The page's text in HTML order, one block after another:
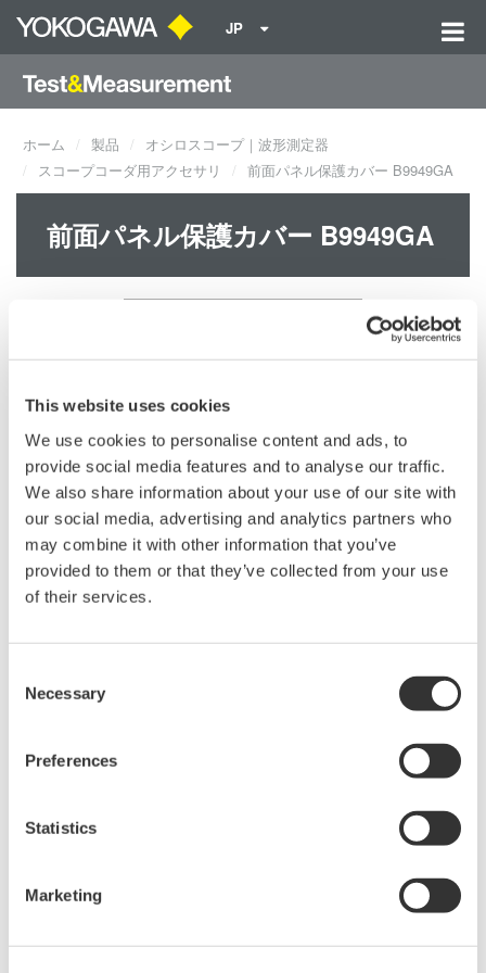
This website uses cookies
We use cookies to personalise content and ads, to
provide social media features and to analyse our traffic.
We also share information about your use of our site with
our social media, advertising and analytics partners who
may combine it with other information that you’ve
provided to them or that they’ve collected from your use
of their services.
Selection
Necessary
Preferences
Statistics
Marketing
JP
ホーム 製品
オシロスコープ｜波形測定器
スコープコーダ用アクセサリ
前面パネル保護カバー B9949GA
前面パネル保護カバー B9949GA
DL716用、不透明
販売単位:1
見積りのご相談 技術的なお問い合わせ
お気軽にお問い合わせ・ご相談ください。